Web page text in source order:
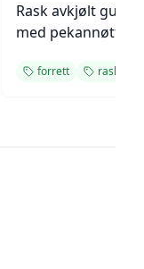
Rask avkjølt
med pekannøtter
forrett rask